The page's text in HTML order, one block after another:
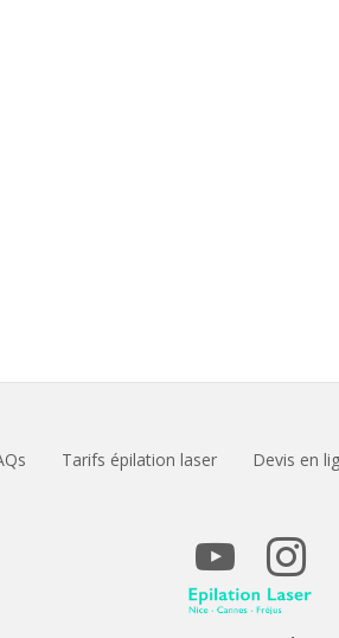
Tarifs épilation laser Devis en